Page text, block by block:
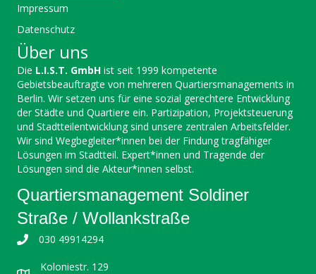
Impressum
Datenschutz
Über uns
Die L.I.S.T. GmbH ist seit 1999 kompetente
Gebietsbeauftragte von mehreren Quartiersmanagements in
Berlin. Wir setzen uns für eine sozial gerechtere Entwicklung
der Städte und Quartiere ein. Partizipation, Projektsteuerung
und Stadtteilentwicklung sind unsere zentralen Arbeitsfelder.
Wir sind Wegbegleiter*innen bei der Findung tragfähiger
Lösungen im Stadtteil. Expert*innen und Tragende der
Lösungen sind die Akteur*innen selbst.
Quartiersmanagement Soldiner
Straße / Wollankstraße
030 49914294
Koloniestr. 129